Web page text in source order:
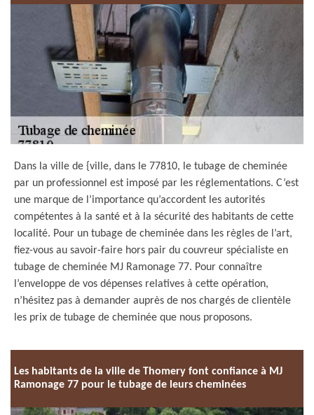
Dans la ville de {ville, dans le 77810, le tubage de cheminée
par un professionnel est imposé par les réglementations. C’est
une marque de l’importance qu’accordent les autorités
compétentes à la santé et à la sécurité des habitants de cette
localité. Pour un tubage de cheminée dans les règles de l’art,
fiez-vous au savoir-faire hors pair du couvreur spécialiste en
tubage de cheminée MJ Ramonage 77. Pour connaître
l’enveloppe de vos dépenses relatives à cette opération,
n’hésitez pas à demander auprès de nos chargés de clientèle
les prix de tubage de cheminée que nous proposons.
Les habitants de la ville de Thomery font confiance à MJ
Ramonage 77 pour le tubage de leurs cheminées